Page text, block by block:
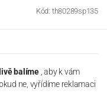
Kód: th80289sp135
balíme , aby k vám
ne, vyřídíme reklamaci